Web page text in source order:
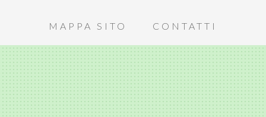
MAPPA SITO CONTATTI